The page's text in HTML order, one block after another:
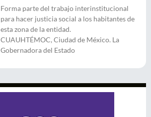
Forma parte del trabajo interinstitucional
para hacer justicia social a los habitantes de
esta zona de la entidad.
CUAUHTÉMOC, Ciudad de México. La
Gobernadora del Estado